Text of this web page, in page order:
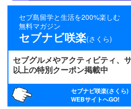
セブ島留学と生活を200%楽しむ
無料マガジン
セブナビ咲楽(さくら)
セブグルメやアクティビティ、
以上の特別クーポン掲載中
セブナビ咲楽(さくら)
WEBサイトへGO!